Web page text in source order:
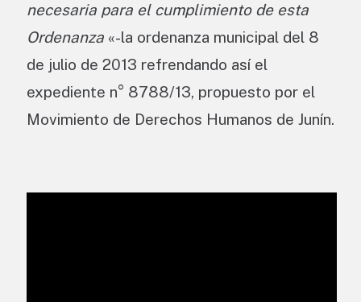
necesaria para el cumplimiento de esta
Ordenanza «-la ordenanza municipal del 8
de julio de 2013 refrendando así el
expediente n° 8788/13, propuesto por el
Movimiento de Derechos Humanos de Junín.